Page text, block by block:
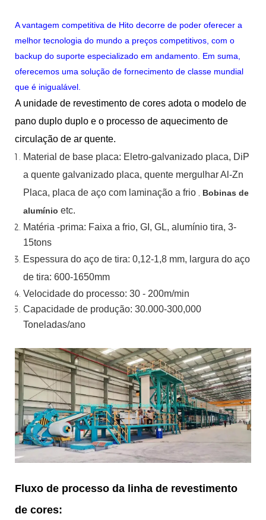
A vantagem competitiva de Hito decorre de poder oferecer a
melhor tecnologia do mundo a preços competitivos, com o
backup do suporte especializado em andamento. Em suma,
oferecemos uma solução de fornecimento de classe mundial
que é inigualável.
A unidade de revestimento de cores adota o modelo de
pano duplo duplo e o processo de aquecimento de
circulação de ar quente.
Material de base placa: Eletro-galvanizado placa, DiP
a quente galvanizado placa, quente mergulharAl-Zn
Placa, placa de aço com laminação a frio , Bobinas de
alumínio etc.
Matéria -prima: Faixa a frio, GI, GL, alumínio tira, 3-
15tons
Espessura do aço de tira: 0,12-1,8 mm, largura do aço
de tira: 600-1650mm
Velocidade do processo: 30 - 200m/min
Capacidade de produção: 30.000-300,000
Toneladas/ano
Fluxo de processo da linha de revestimento
de cores: